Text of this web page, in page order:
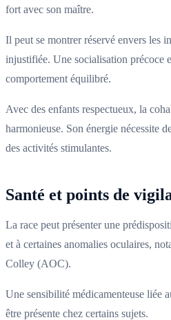
fort avec son maître.
Il peut se montrer réservé envers les
injustifiée. Une socialisation précoce
comportement équilibré.
Avec des enfants respectueux, la
harmonieuse. Son énergie nécessite
des activités stimulantes.
Santé et points de
La race peut présenter une
et à certaines anomalies oculaires,
Colley (AOC).
Une sensibilité médicamenteuse liée
être présente chez certains sujets.